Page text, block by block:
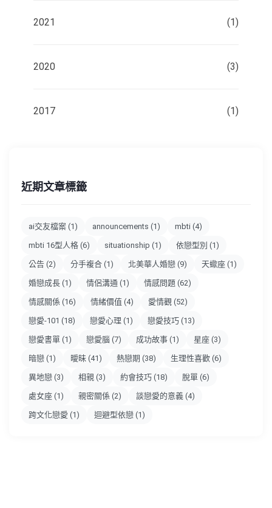
2021 (1)
2020 (3)
2017 (1)
近期文章標籤
ai交友檔案 (1) announcements (1) mbti (4)
mbti 16型人格 (6) situationship (1) 依戀型別 (1)
公告 (2) 分手複合 (1) 北美華人婚戀 (9) 天蠍座 (1)
婚戀成長 (1) 情侶溝通 (1) 情感問題 (62)
情感關係 (16) 情緒價值 (4) 愛情觀 (52)
戀愛-101 (18) 戀愛心理 (1) 戀愛技巧 (13)
戀愛書單 (1) 戀愛腦 (7) 成功故事 (1) 星座 (3)
暗戀 (1) 曖昧 (41) 熱戀期 (38) 生理性喜歡 (6)
異地戀 (3) 相親 (3) 約會技巧 (18) 脫單 (6)
處女座 (1) 親密關係 (2) 談戀愛的意義 (4)
跨文化戀愛 (1) 迴避型依戀 (1)